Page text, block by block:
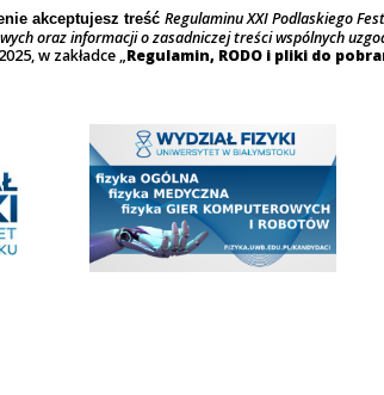
akceptujesz treść Regulaminu XXI Podlaskiego
oraz informacji o zasadniczej treści wspólnych
w zakładce „Regulamin, RODO i pliki do